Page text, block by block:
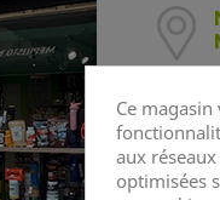
Ce
aux
optimisées